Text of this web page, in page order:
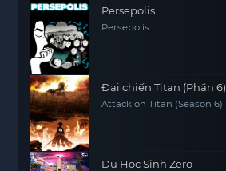
Persepolis
Persepolis
Đại chiến Titan (Phần 6)
Attack on Titan (Season 6)
Du Học Sinh Zero